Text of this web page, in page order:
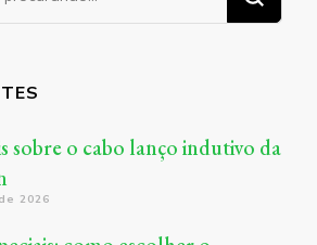
sobre o cabo lanço indutivo da
2026